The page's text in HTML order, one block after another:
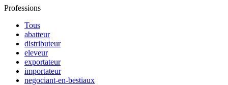
Professions
Tous
abatteur
distributeur
eleveur
exportateur
importateur
negociant-en-bestiaux